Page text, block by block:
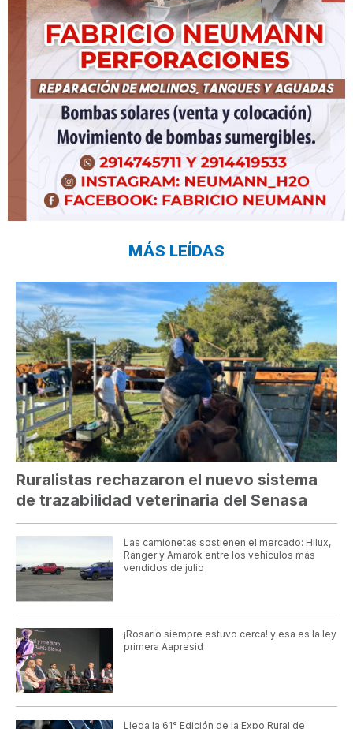
MÁS LEÍDAS
Ruralistas rechazaron el nuevo sistema
de trazabilidad veterinaria del Senasa
Las camionetas sostienen el mercado: Hilux,
Ranger y Amarok entre los vehículos más
vendidos de julio
¡Rosario siempre estuvo cerca! y esa es la ley
primera Aapresid
Llega la 61° Edición de la Expo Rural de